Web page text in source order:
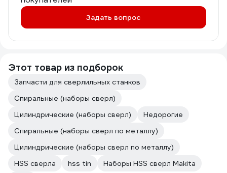
Задать вопрос
Этот товар из подборок
Запчасти для сверлильных станков
Спиральные (наборы сверл)
Цилиндрические (наборы сверл)
Недорогие
Спиральные (наборы сверл по металлу)
Цилиндрические (наборы сверл по металлу)
HSS сверла
hss tin
Наборы HSS сверл Makita